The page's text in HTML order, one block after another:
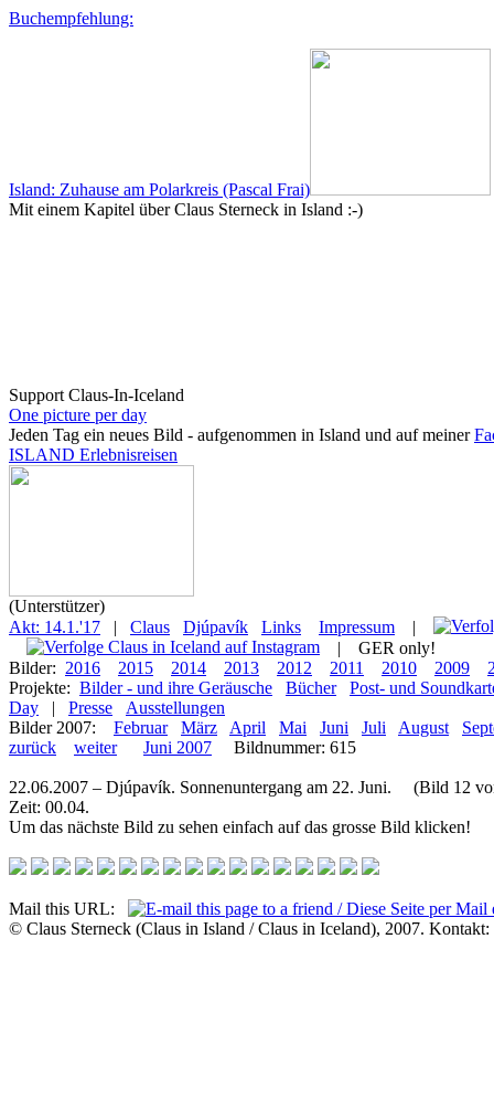
Buchempfehlung:
Island: Zuhause am Polarkreis (Pascal Frai)
Mit einem Kapitel über Claus Sterneck in Island :-)
Support Claus-In-Iceland
One picture per day
Jeden Tag ein neues Bild - aufgenommen in Island und auf meiner
ISLAND Erlebnisreisen
(Unterstützer)
Akt: 14.1.'17
| Claus Djúpavík Links Impressum
|
|
GER only!
Bilder: 2016 2015 2014 2013 2012 2011 2010 2009
Projekte: Bilder - und ihre Geräusche Bücher
Post- und
Day
| Presse
Ausstellungen
Bilder 2007:
Februar März April Mai Juni Juli August
zurück
weiter Juni 2007 Bildnummer: 615
22.06.2007 – Djúpavík. Sonnenuntergang am 22. Juni. (Bild 12
Zeit: 00.04.
Um das nächste Bild zu sehen einfach auf das grosse Bild klicken!
Mail this URL:
© Claus Sterneck (Claus in Island / Claus in Iceland), 2007. Kontakt: